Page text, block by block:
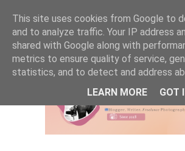
This site uses cookies from Google to
and to analyze traffic. Your IP address
shared with Google along with
metrics to ensure quality of service,
statistics, and to detect and address
LEARN MORE
GOT